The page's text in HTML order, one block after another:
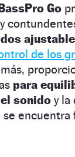
Go
de los
para
sonido y la
encuentra